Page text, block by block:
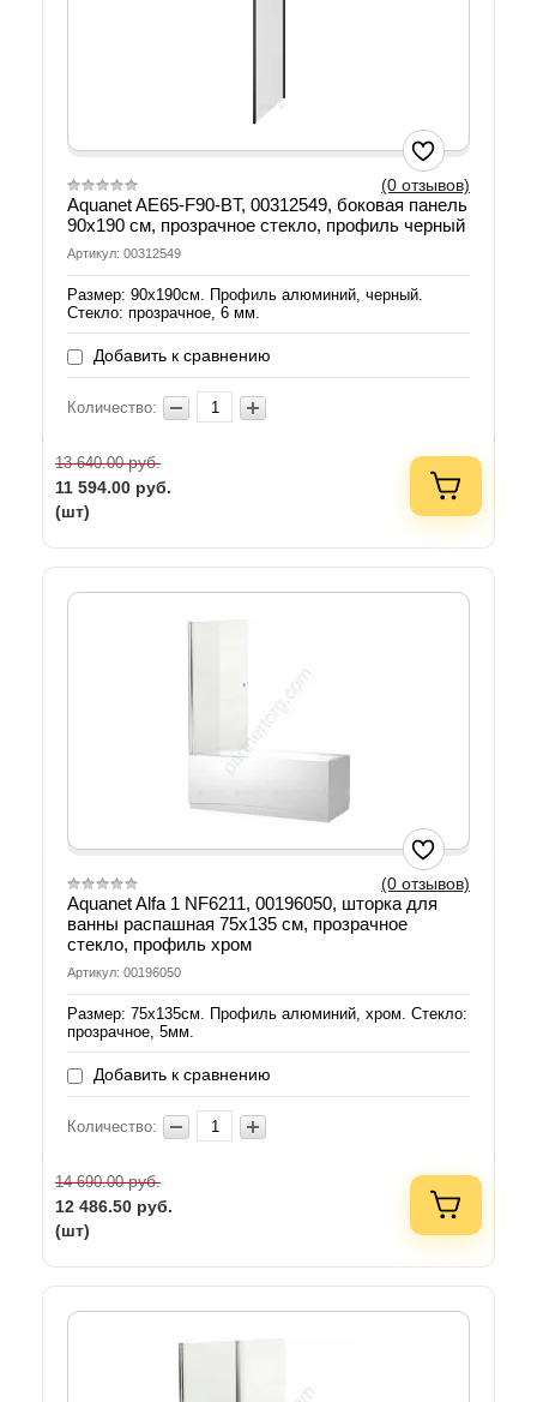
(0 отзывов)
Aquanet AE65-F90-BT, 00312549, боковая панель
90х190 см, прозрачное стекло, профиль черный
Артикул: 00312549
Размер: 90х190см. Профиль алюминий, черный.
Стекло: прозрачное, 6 мм.
Добавить к сравнению
Количество:
13 640.00руб.
11 594.00 руб.
(шт)
(0 отзывов)
Aquanet Alfa 1 NF6211, 00196050, шторка для
ванны распашная 75х135 см, прозрачное
стекло, профиль хром
Артикул: 00196050
Размер: 75х135см. Профиль алюминий, хром. Стекло:
прозрачное, 5мм.
Добавить к сравнению
Количество:
14 690.00руб.
12 486.50 руб.
(шт)